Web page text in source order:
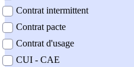
Contrat intermittent
Contrat pacte
Contrat d'usage
CUI - CAE